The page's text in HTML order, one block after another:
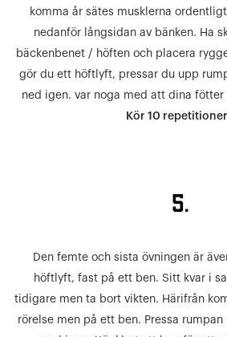
komma år sätes musklerna
nedanför långsidan av bänken. Ha
bäckenbenet / höften och placera
gör du ett höftlyft, pressar du upp
ned igen. var noga med att dina
Kör 10
5.
Den femte och sista övningen är
höftlyft, fast på ett ben. Sitt kvar i
tidigare men ta bort vikten. Härifrån
rörelse men på ett ben. Pressa